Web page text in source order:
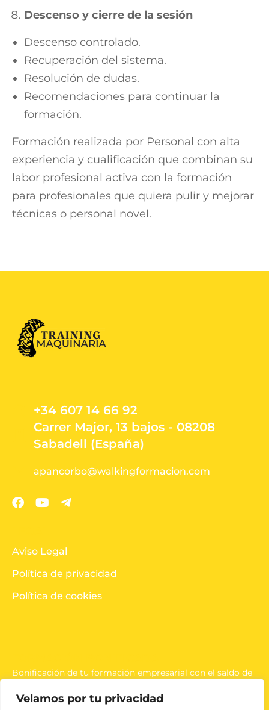
Velamos por tu privacidad
Descenso y cierre de la sesión
Descenso controlado.
Recuperación del sistema.
Resolución de dudas.
Recomendaciones para continuar la
formación.
Formación realizada por Personal con alta
experiencia y cualificación que combinan su
labor profesional activa con la formación
para profesionales que quiera pulir y mejorar
técnicas o personal novel.
+34 607 14 66 92
Carrer Major, 13 bajos - 08208
Sabadell (España)
apancorbo@walkingformacion.com
Aviso Legal
Política de privacidad
Política de cookies
Bonificación de tu formación empresarial con el saldo de